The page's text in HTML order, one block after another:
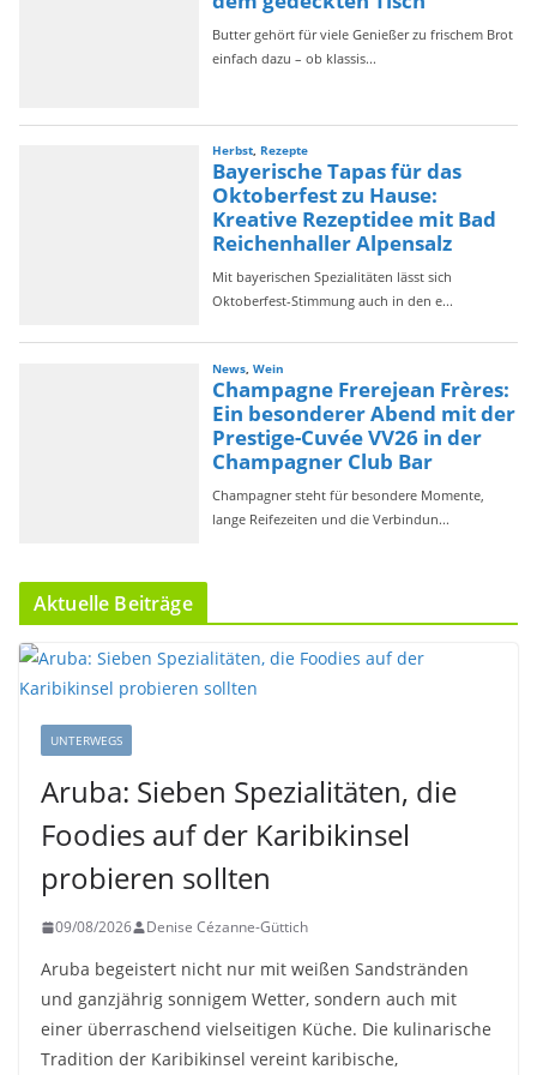
Aktuelle Beiträge
UNTERWEGS
Aruba: Sieben Spezialitäten, die
Foodies auf der Karibikinsel
probieren sollten
09/08/2026 Denise Cézanne-Güttich
Aruba begeistert nicht nur mit weißen Sandstränden
und ganzjährig sonnigem Wetter, sondern auch mit
einer überraschend vielseitigen Küche. Die kulinarische
Tradition der Karibikinsel vereint karibische,